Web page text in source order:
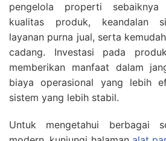
pengelola properti sebaiknya
kualitas produk, keandalan
layanan purna jual, serta
cadang. Investasi pada
memberikan manfaat dalam
biaya operasional yang lebih
sistem yang lebih stabil.
Untuk mengetahui berbagai